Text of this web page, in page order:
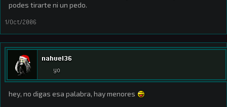
podes tirarte ni un pedo.
1/Oct/2006
nahuel36
yo
hey, no digas esa palabra, hay menores